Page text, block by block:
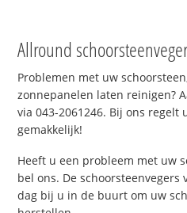
Allround
Problemen met uw
zonnepanelen laten reinigen?
via 043-2061246. Bij ons
gemakkelijk!
Heeft u een probleem met uw
bel ons. De
dag bij u in de buurt om uw